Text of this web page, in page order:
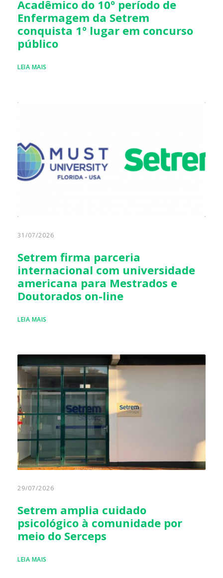
Acadêmico do 10º período de
Enfermagem da Setrem
conquista 1º lugar em concurso
público
LEIA MAIS
31/07/2026
Setrem firma parceria
internacional com universidade
americana para Mestrados e
Doutorados on-line
LEIA MAIS
29/07/2026
Setrem amplia cuidado
psicológico à comunidade por
meio do Serceps
LEIA MAIS